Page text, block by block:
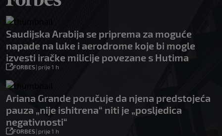
Saudijska Arabija se priprema za moguće
napade na luke i aerodrome koje bi mogle
izvesti iračke milicije povezane s Hutima
FORBES| prije 1 h
Ariana Grande poručuje da njena predstojeća
pauza „nije ishitrena“ niti je „posljedica
negativnosti“
FORBES| prije 1 h